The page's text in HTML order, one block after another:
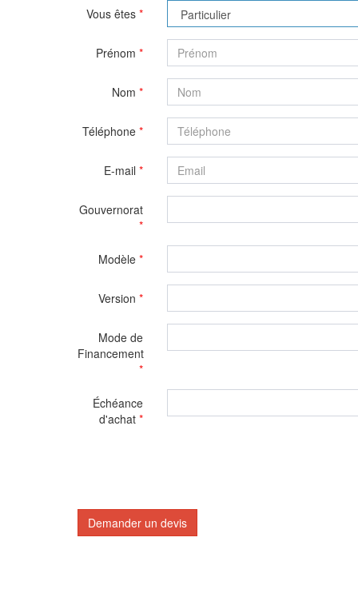
Vous êtes*
Prénom *
Nom *
Téléphone*
E-mail *
Gouvernorat
*
Modèle*
Version *
Mode de
Financement
*
Échéance
d'achat*
Demander un devis